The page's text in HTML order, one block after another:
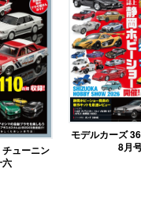
ューニン
六
モデルカーズ
8月